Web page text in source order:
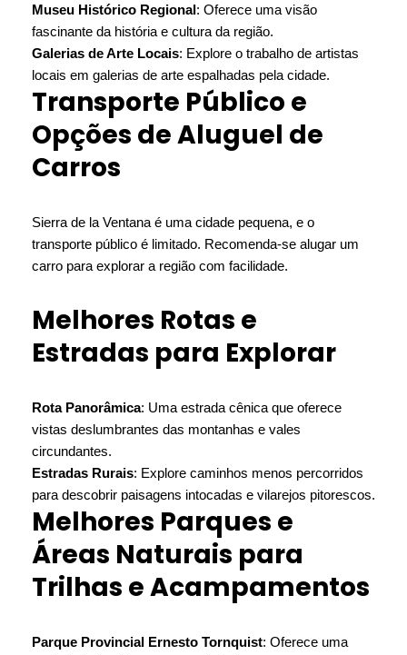
Museu Histórico Regional: Oferece uma visão
fascinante da história e cultura da região.
Galerias de Arte Locais: Explore o trabalho de artistas
locais em galerias de arte espalhadas pela cidade.
Transporte Público e
Opções de Aluguel de
Carros
Sierra de la Ventana é uma cidade pequena, e o
transporte público é limitado. Recomenda-se alugar um
carro para explorar a região com facilidade.
Melhores Rotas e
Estradas para Explorar
Rota Panorâmica: Uma estrada cênica que oferece
vistas deslumbrantes das montanhas e vales
circundantes.
Estradas Rurais: Explore caminhos menos percorridos
para descobrir paisagens intocadas e vilarejos pitorescos.
Melhores Parques e
Áreas Naturais para
Trilhas e Acampamentos
Parque Provincial Ernesto Tornquist: Oferece uma